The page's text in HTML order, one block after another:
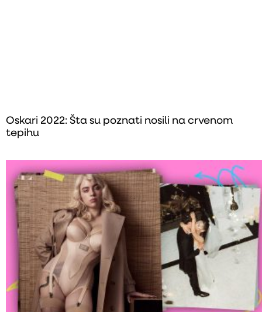
Oskari 2022: Šta su poznati nosili na crvenom
tepihu